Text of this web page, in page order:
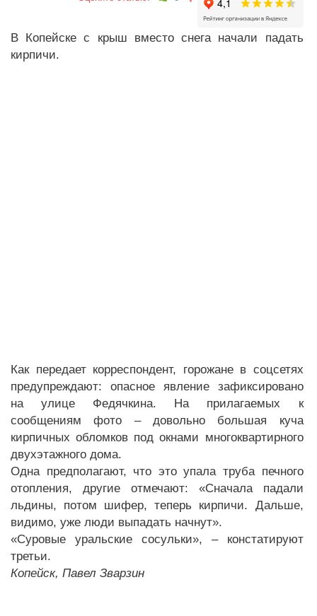
В Копейске с крыш вместо снега начали падать
кирпичи.
Как передает корреспондент, горожане в соцсетях
предупреждают: опасное явление зафиксировано
на улице Федячкина. На прилагаемых к
сообщениям фото – довольно большая куча
кирпичных обломков под окнами многоквартирного
двухэтажного дома.
Одна предполагают, что это упала труба печного
отопления, другие отмечают: «Сначала падали
льдины, потом шифер, теперь кирпичи. Дальше,
видимо, уже люди выпадать начнут».
«Суровые уральские сосульки», – констатируют
третьи.
Копейск, Павел Зварзин